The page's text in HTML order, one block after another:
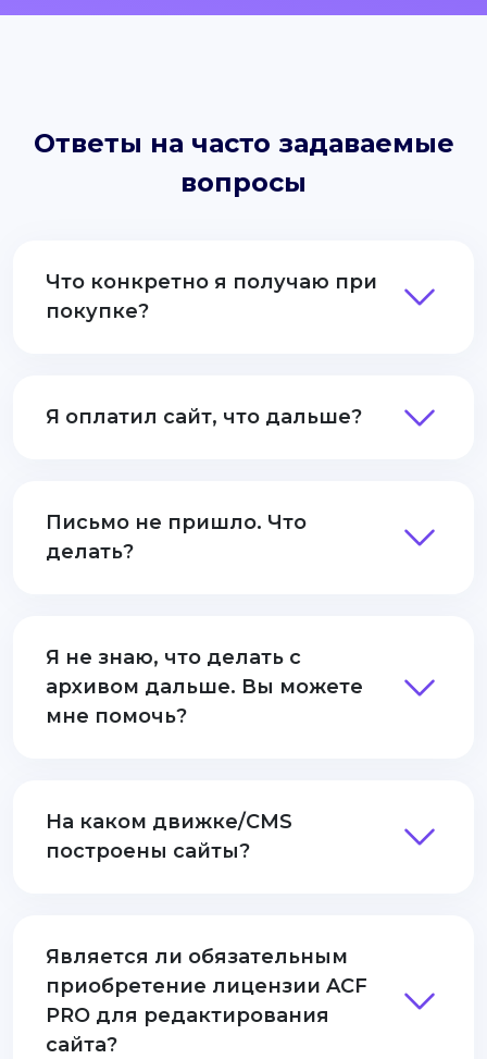
Ответы на часто задаваемые
вопросы
Что конкретно я получаю при
покупке?
Я оплатил сайт, что дальше?
Письмо не пришло. Что
делать?
Я не знаю, что делать с
архивом дальше. Вы можете
мне помочь?
На каком движке/CMS
построены сайты?
Является ли обязательным
приобретение лицензии ACF
PRO для редактирования
сайта?